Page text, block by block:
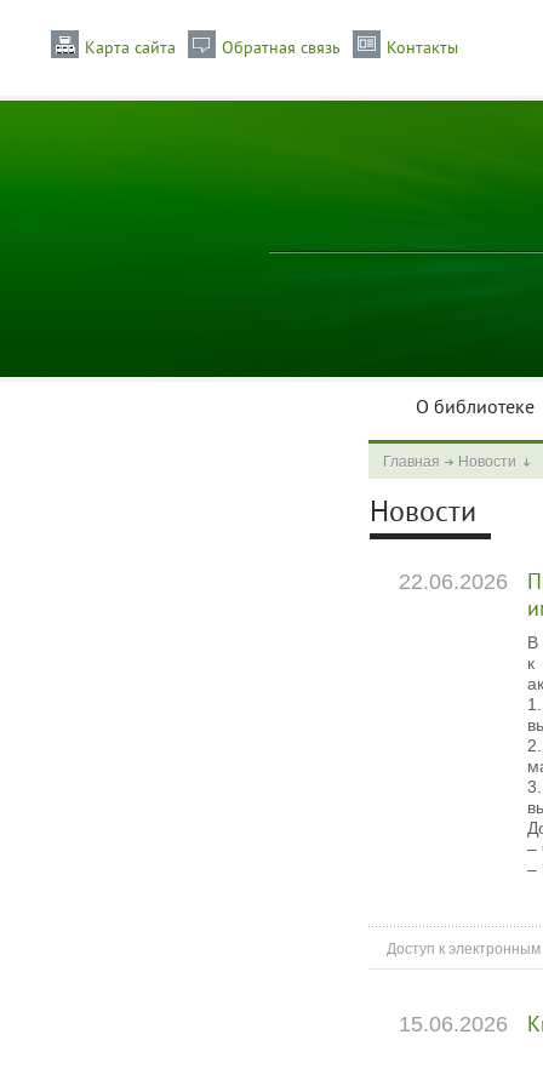
Карта сайта Обратная связь Контакты
О библиотеке
Главная Новости
Новости
22.06.2026
В
к
–
–
Доступ к
15.06.2026